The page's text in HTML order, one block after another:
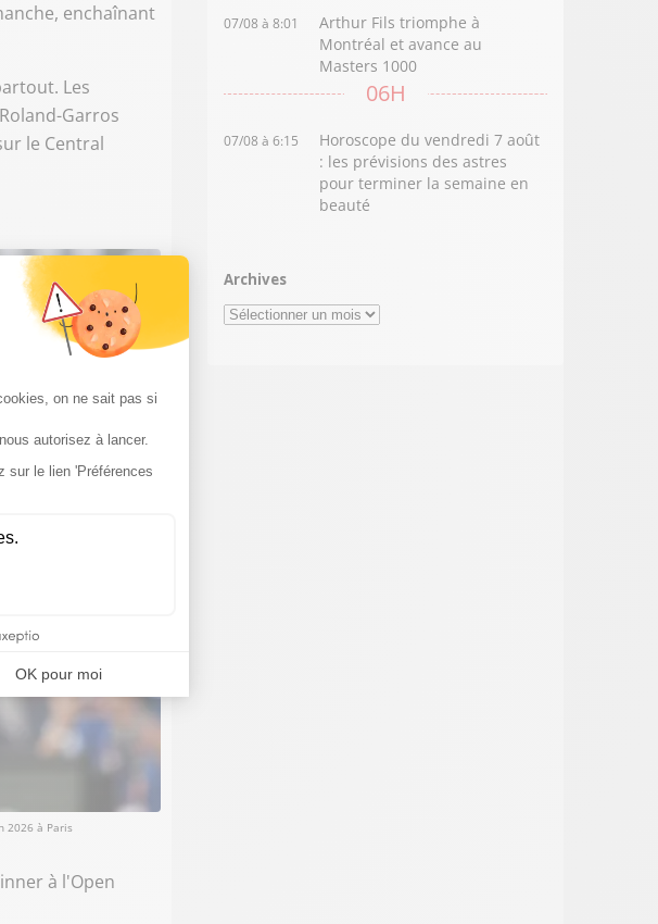
enchaînant
Les
Garros
le Central
2026 à Paris
à l'Open
07/08 à 8:01
Arthur Fils triomphe à
Montréal et avance au
Masters 1000
06H
07/08 à 6:15
Horoscope du vendredi 7 août
: les prévisions des astres
pour terminer la semaine en
beauté
Archives
Archives